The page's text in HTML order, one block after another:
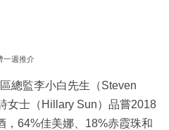
一週推介
總監李小白先生（Steven
女士（Hillary Sun）品嘗2018
，64%佳美娜、18%赤霞珠和